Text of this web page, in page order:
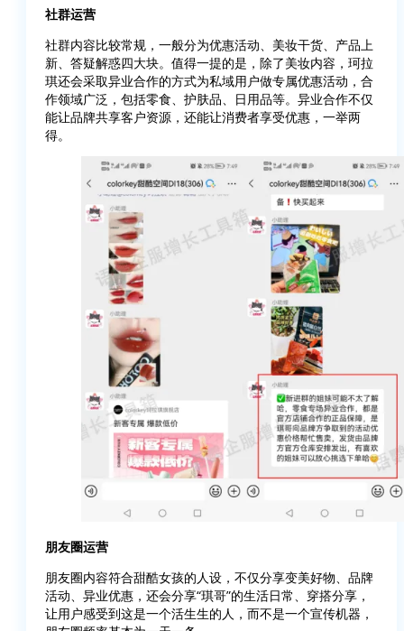
社群运营
社群内容比较常规，一般分为优惠活动、美妆干货、产品上
新、答疑解惑四大块。值得一提的是，除了美妆内容，珂拉
琪还会采取异业合作的方式为私域用户做专属优惠活动，合
作领域广泛，包括零食、护肤品、日用品等。异业合作不仅
能让品牌共享客户资源，还能让消费者享受优惠，一举两
得。
朋友圈运营
朋友圈内容符合甜酷女孩的人设，不仅分享变美好物、品牌
活动、异业优惠，还会分享“琪哥”的生活日常、穿搭分享，
让用户感受到这是一个活生生的人，而不是一个宣传机器，